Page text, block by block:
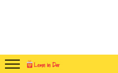
Agende din lemn
Agende 10x10